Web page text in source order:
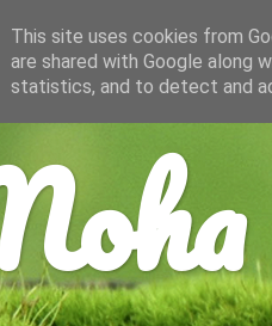
This site uses cookies from
are shared with Google along
statistics, and to detect and